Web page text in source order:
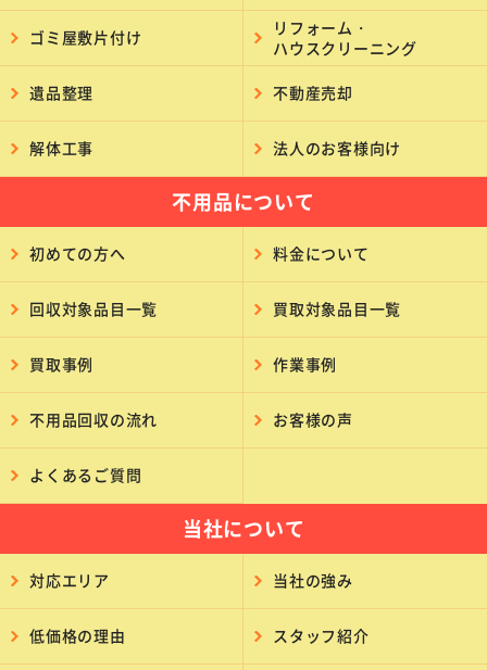
ゴミ屋敷片付け
リフォーム・
ハウスクリーニング
遺品整理 不動産売却
解体工事 法人のお客様向け
不用品について
初めての方へ 料金について
回収対象品目一覧 買取対象品目一覧
買取事例 作業事例
不用品回収の流れ お客様の声
よくあるご質問
当社について
対応エリア 当社の強み
低価格の理由 スタッフ紹介